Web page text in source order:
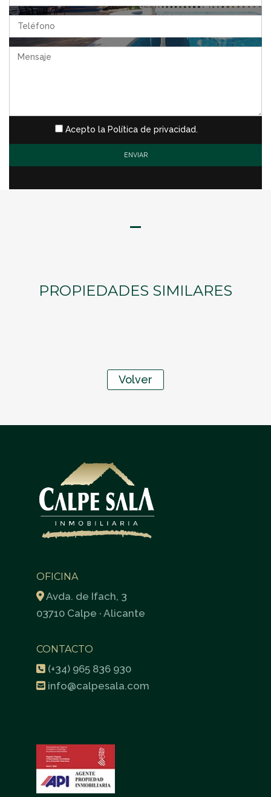
Acepto la Política de privacidad.
PROPIEDADES SIMILARES
Volver
OFICINA
Avda. de Ifach, 3
03710 Calpe · Alicante
CONTACTO
(+34) 965 836 930
info@calpesala.com